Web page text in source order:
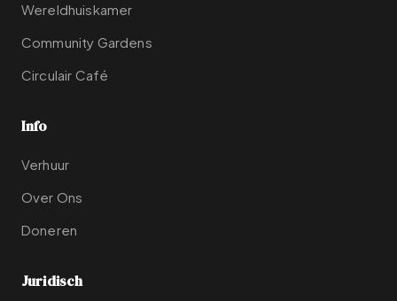
Wereldhuiskamer
Community Gardens
Circulair Café
Info
Verhuur
Over Ons
Doneren
Juridisch